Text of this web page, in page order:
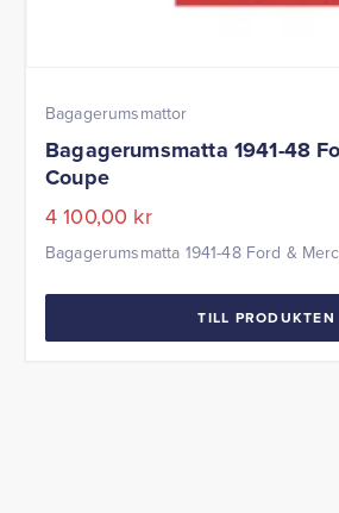
Bagagerumsmattor
Bagagerumsmatta 1941-48
Coupe
4 100,00 kr
Bagagerumsmatta 1941-48 Ford &
TILL PRODUKTEN